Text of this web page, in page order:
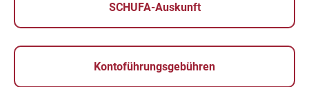
SCHUFA-Auskunft
Kontoführungsgebühren